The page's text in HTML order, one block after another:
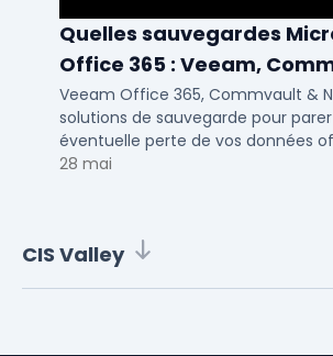
Quelles sauvegardes
Office 365 : Veeam,
Netapp
Veeam Office 365, Commvault &
solutions de sauvegarde pour
éventuelle perte de vos données
Voici notre ...
28 mai
CIS Valley